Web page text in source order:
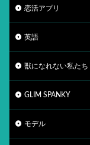
恋活アプリ
英語
獣になれない私たち
GLIM SPANKY
モデル